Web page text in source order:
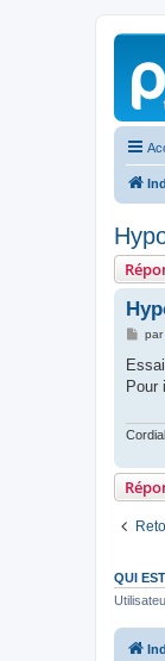
M
s
a
par
Pour
QUI